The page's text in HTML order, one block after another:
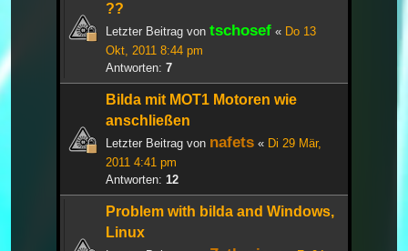
??
Letzter Beitrag von tschosef « Do 13
Okt, 2011 8:44 pm
Antworten: 7
Bilda mit MOT1 Motoren wie
anschließen
Letzter Beitrag von nafets « Di 29 Mär,
2011 4:41 pm
Antworten: 12
Problem with bilda and Windows,
Linux